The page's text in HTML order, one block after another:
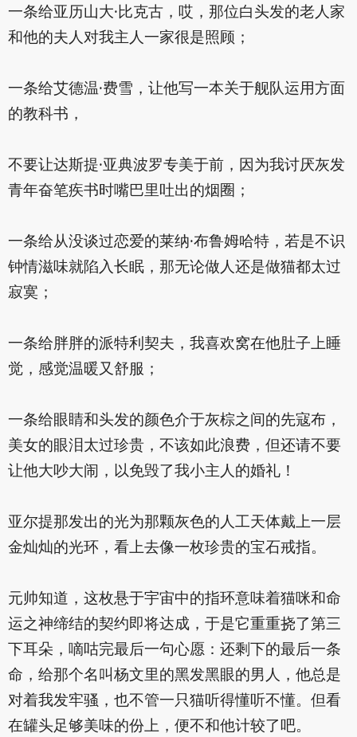
一条给亚历山大·比克古，哎，那位白头发的老人家
和他的夫人对我主人一家很是照顾；
一条给艾德温·费雪，让他写一本关于舰队运用方面
的教科书，
不要让达斯提·亚典波罗专美于前，因为我讨厌灰发
青年奋笔疾书时嘴巴里吐出的烟圈；
一条给从没谈过恋爱的莱纳·布鲁姆哈特，若是不识
钟情滋味就陷入长眠，那无论做人还是做猫都太过
寂寞；
一条给胖胖的派特利契夫，我喜欢窝在他肚子上睡
觉，感觉温暖又舒服；
一条给眼睛和头发的颜色介于灰棕之间的先寇布，
美女的眼泪太过珍贵，不该如此浪费，但还请不要
让他大吵大闹，以免毁了我小主人的婚礼！
亚尔提那发出的光为那颗灰色的人工天体戴上一层
金灿灿的光环，看上去像一枚珍贵的宝石戒指。
元帅知道，这枚悬于宇宙中的指环意味着猫咪和命
运之神缔结的契约即将达成，于是它重重挠了第三
下耳朵，嘀咕完最后一句心愿：还剩下的最后一条
命，给那个名叫杨文里的黑发黑眼的男人，他总是
对着我发牢骚，也不管一只猫听得懂听不懂。但看
在罐头足够美味的份上，便不和他计较了吧。